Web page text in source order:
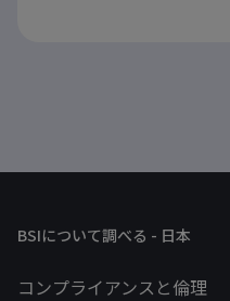
BSIについて調べる - 日本
コンプライアンスと倫理